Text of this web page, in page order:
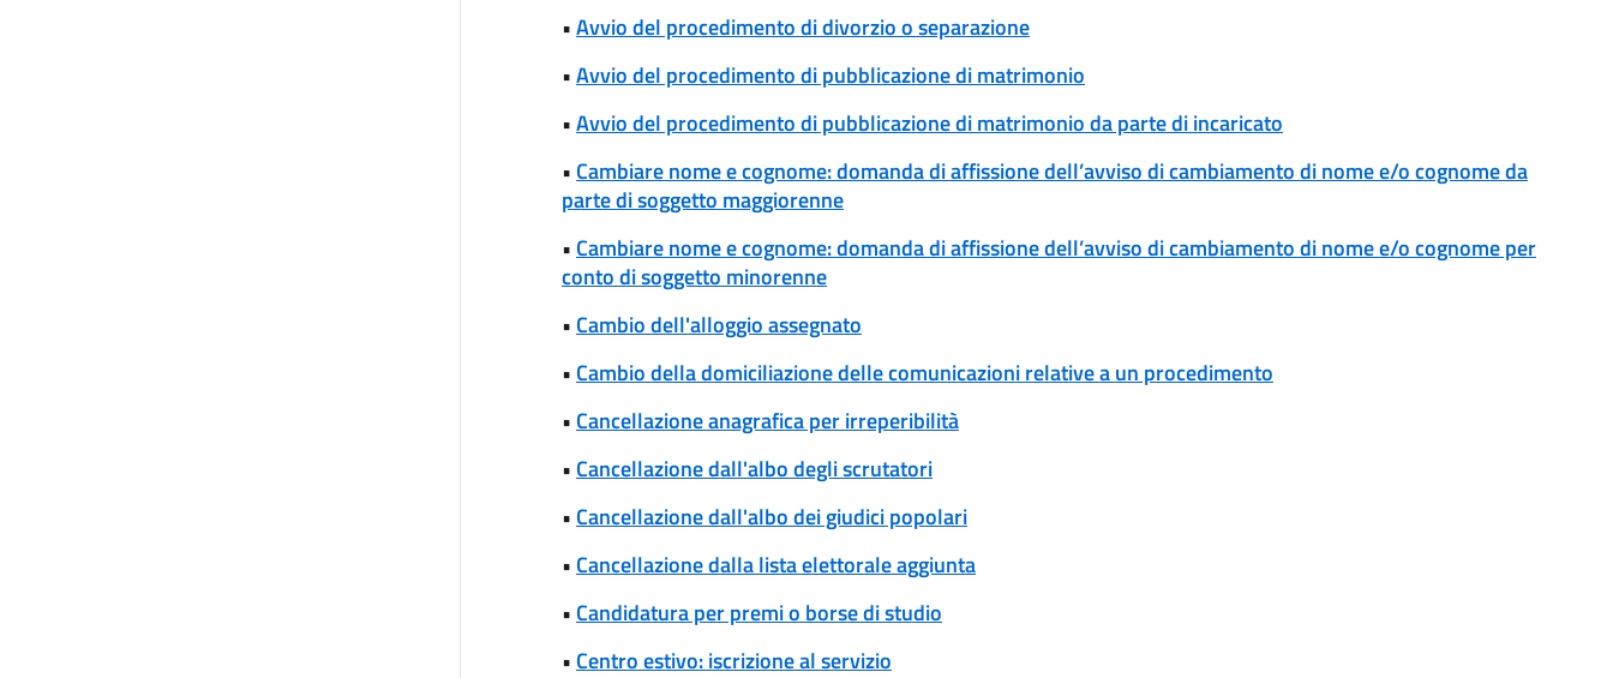
•Avvio del procedimento di divorzio o separazione
•Avvio del procedimento di pubblicazione di matrimonio
•Avvio del procedimento di pubblicazione di matrimonio da parte di incaricato
• Cambiare nome e cognome: domanda di affissione dell’avviso di cambiamento di nome e/o cognome da
parte di soggetto maggiorenne
• Cambiare nome e cognome: domanda di affissione dell’avviso di cambiamento di nome e/o cognome per
conto di soggetto minorenne
• Cambio dell'alloggio assegnato
• Cambio della domiciliazione delle comunicazioni relative a un procedimento
• Cancellazione anagrafica per irreperibilità
• Cancellazione dall'albo degli scrutatori
• Cancellazione dall'albo dei giudici popolari
• Cancellazione dalla lista elettorale aggiunta
• Candidatura per premi o borse di studio
• Centro estivo: iscrizione al servizio